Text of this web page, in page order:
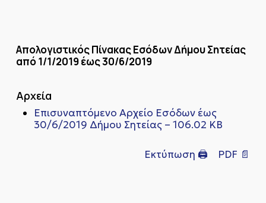
Απολογιστικός Πίνακας Εσόδων Δήμου Σητείας
από 1/1/2019 έως 30/6/2019
Αρχεία
Επισυναπτόμενο Αρχείο Eσόδων έως
30/6/2019 Δήμου Σητείας – 106.02 KB
Εκτύπωση 🖨 PDF 📄